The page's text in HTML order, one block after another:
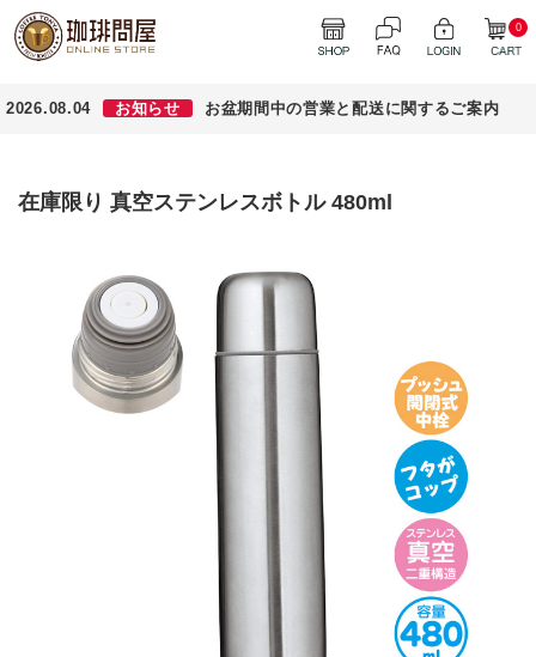
0
2026.08.04 お知らせ お盆期間中の営業と配送に関するご案内
在庫限り 真空ステンレスボトル 480ml